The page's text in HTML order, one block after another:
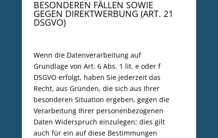
BESONDEREN FÄLLEN SOWIE
GEGEN DIREKTWERBUNG (ART. 21
DSGVO)
Wenn die Datenverarbeitung auf
Grundlage von Art. 6 Abs. 1 lit. e oder f
DSGVO erfolgt, haben Sie jederzeit das
Recht, aus Gründen, die sich aus Ihrer
besonderen Situation ergeben, gegen die
Verarbeitung Ihrer personenbezogenen
Daten Widerspruch einzulegen; dies gilt
auch für ein auf diese Bestimmungen